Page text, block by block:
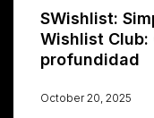
SWishlist:
Wishlist Club:
profundidad
October 20, 2025